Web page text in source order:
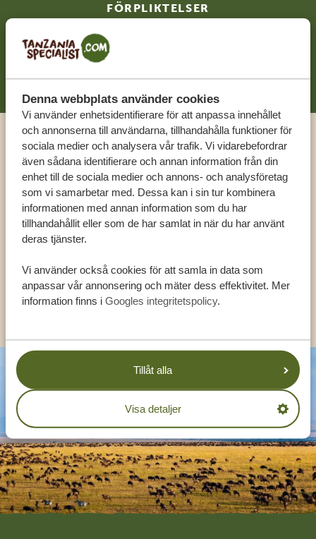
Denna webbplats använder cookies
Vi använder enhetsidentifierare för att anpassa innehållet
och annonserna till användarna, tillhandahålla funktioner för
sociala medier och analysera vår trafik. Vi vidarebefordrar
även sådana identifierare och annan information från din
enhet till de sociala medier och annons- och analysföretag
som vi samarbetar med. Dessa kan i sin tur kombinera
informationen med annan information som du har
tillhandahållit eller som de har samlat in när du har använt
deras tjänster.
Vi använder också cookies för att samla in data som
anpassar vår annonsering och mäter dess effektivitet. Mer
information finns i Googles integritetspolicy.
Tillåt alla
Visa detaljer
FÖRPLIKTELSER
BÖRJA PLANERA DIN RESA
Ring en expert
FÅ PERSONLIG RÅDGIVNING FRÅN VÅRA
EXPERTER
SV:+31 174 788 108
KONTAKT
Footer